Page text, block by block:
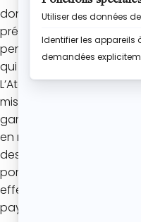
données recueillies par
présents sur le Site (à
permettant d’exercer
qui est proposé et
L’Atelier de Roxane
mise en œuvre par ses
garanties adéquates et
en matière de
des données. Tout
portée sur l’existence
effectuer un quelconque
pays tiers.